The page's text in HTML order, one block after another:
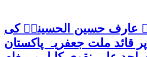
عارف حسین الحسینیؒ کی
قائد ملت جعفریہ پاکستان